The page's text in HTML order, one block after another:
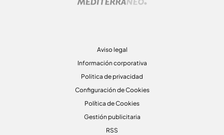
Aviso legal
Información corporativa
Politica de privacidad
Configuración de Cookies
Política de Cookies
Gestión publicitaria
RSS